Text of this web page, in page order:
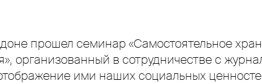
прошел семинар «Самостоятельное
организованный в сотрудничестве с
ими наших социальных